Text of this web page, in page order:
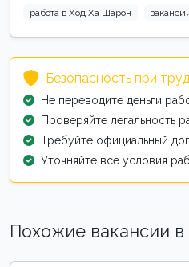
работа в Ход Ха Шарон
Безопасность при
Не переводите деньги
Проверяйте легальность
Требуйте официальный
Уточняйте все условия
Похожие вакансии